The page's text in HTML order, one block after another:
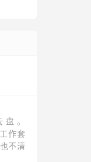
。
作套
不清